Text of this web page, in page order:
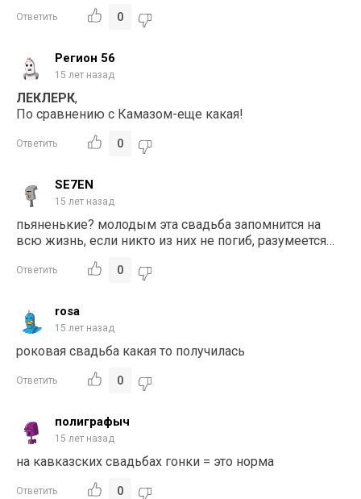
Ответить 0
Регион 56
15 лет назад
ЛЕКЛЕРК,
По сравнению с Камазом-еще какая!
Ответить 0
SE7EN
15 лет назад
пьяненькие? молодым эта свадьба запомнится на
всю жизнь, если никто из них не погиб, разумеется…
Ответить 0
rosa
15 лет назад
роковая свадьба какая то получилась
Ответить 0
полиграфыч
15 лет назад
на кавказских свадьбах гонки = это норма
Ответить 0